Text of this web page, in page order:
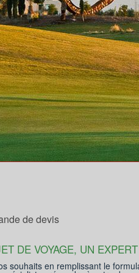
de devis
DE VOYAGE, UN
souhaits en remplissant le